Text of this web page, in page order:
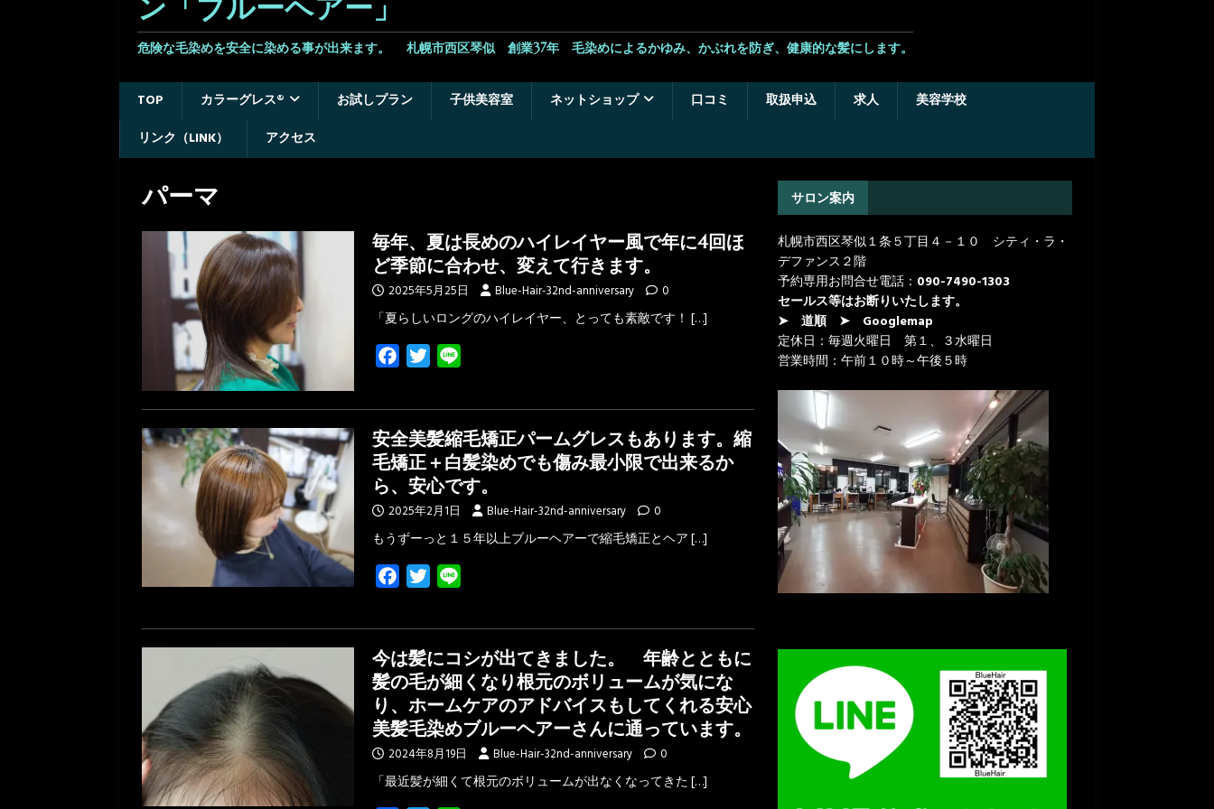
ン「ブルーヘアー」
危険な毛染めを安全に染める事が出来ます。 札幌市西区琴似 創業37年 毛染めによるかゆみ、かぶれを防ぎ、健康的な髪にします。
TOP カラーグレス® お試しプラン 子供美容室 ネットショップ 口コミ 取扱申込 求人
美容学校
リンク（LINK）
アクセス
パーマ
毎年、夏は長めのハイレイヤー風で年に4回ほ
ど季節に合わせ、変えて行きます。
2025年5月25日 Blue-Hair-32nd-anniversary 0
「夏らしいロングのハイレイヤー、とっても素敵です！ […]
c
e
b
o
k
i
t
t
e
r
n
e
安全美髪縮毛矯正パームグレスもあります。縮
毛矯正＋白髪染めでも傷み最小限で出来るか
ら、安心です。
2025年2月1日 Blue-Hair-32nd-anniversary 0
もうずーっと１５年以上ブルーヘアーで縮毛矯正とヘア[…]
c
e
b
o
o
k
i
t
t
e
r
n
e
今は髪にコシが出てきました。 年齢とともに
髪の毛が細くなり根元のボリュームが気にな
り、ホームケアのアドバイスもしてくれる安心
美髪毛染めブルーヘアーさんに通っています。
2024年8月19日 Blue-Hair-32nd-anniversary 0
「最近髪が細くて根元のボリュームが出なくなってきた[…]
サロン案内
札幌市西区琴似１条５丁目４－１０ シティ・ラ・
デファンス２階
予約専用お問合せ電話： 090-7490-1303
セールス等はお断りいたします。
➤ 道順
➤ Googlemap
定休日：毎週火曜日 第１、３水曜日
営業時間：午前１０時～午後５時